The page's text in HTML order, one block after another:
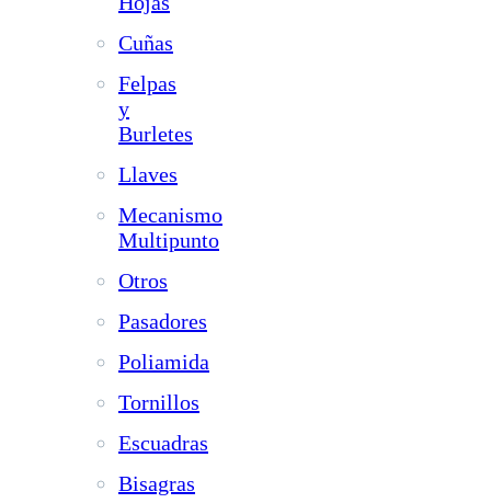
Cuñas
Felpas
y
Burletes
Llaves
Mecanismo
Multipunto
Otros
Pasadores
Poliamida
Tornillos
Escuadras
Bisagras